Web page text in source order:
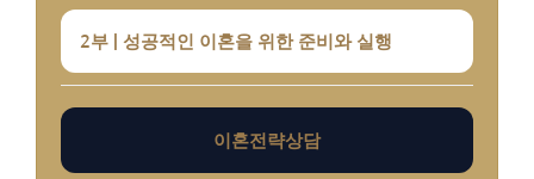
2부 | 성공적인 이혼을 위한 준비와 실행
이혼전략상담